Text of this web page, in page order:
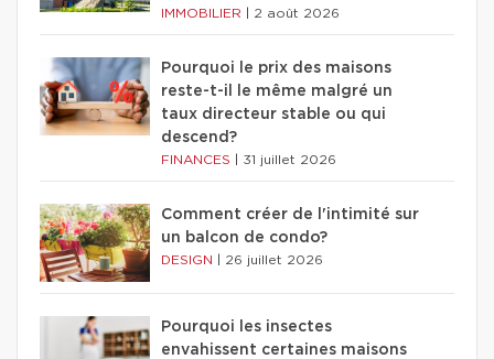
IMMOBILIER 2 août 2026
Pourquoi le prix des maisons
reste-t-il le même malgré un
taux directeur stable ou qui
descend?
FINANCES 31 juillet 2026
Comment créer de l'intimité sur
un balcon de condo?
DESIGN 26 juillet 2026
Pourquoi les insectes
envahissent certaines maisons